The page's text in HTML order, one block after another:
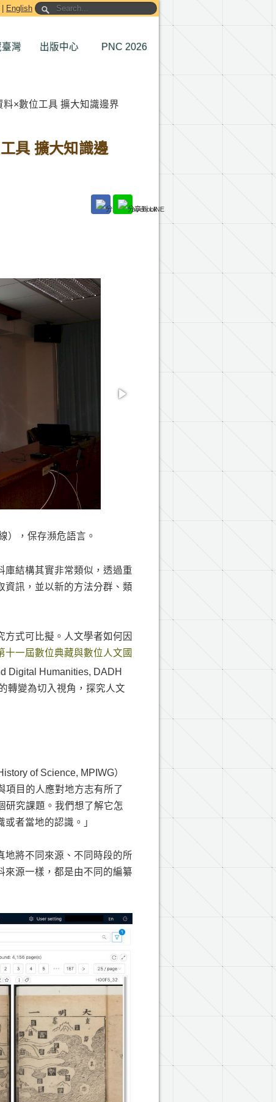
English
灣 出版中心 PNC 2026
×數位工具 擴大知識邊界
具 擴大知識邊
），保存瀕危語言。
庫結構其實非常類似，透過重
資訊，並以新的方法分群、類
式可比擬。人文學者如何因
十一屆數位典藏與數位人文國
Digital Humanities, DADH
轉變為切入視角，探究人文
of Science, MPIWG）
項目的人應對地方志有所了
研究課題。我們想了解它怎
者當地的認識。」
地將不同來源、不同時段的所
來源一樣，都是由不同的編纂